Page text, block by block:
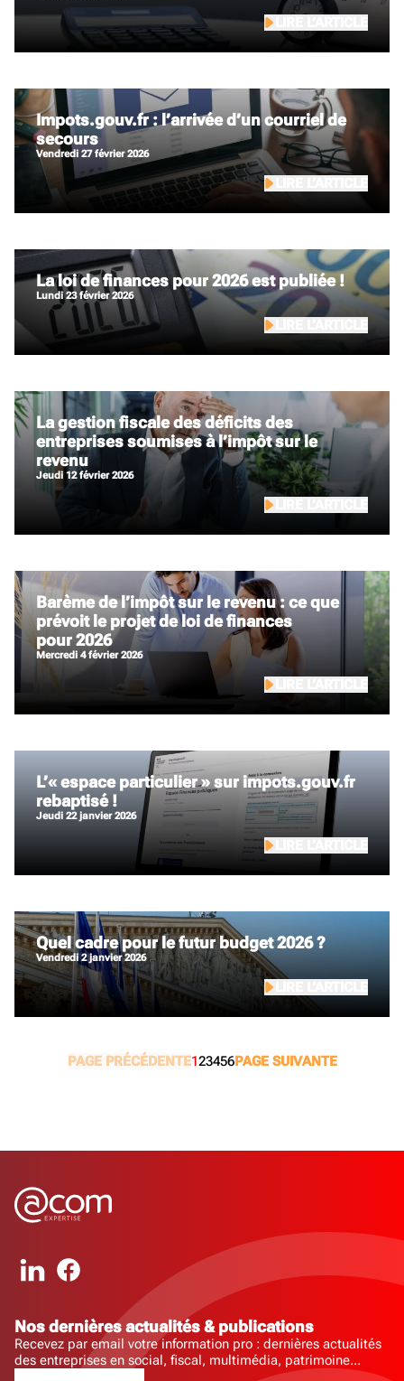
Impots.gouv.fr : l’arrivée d’un courriel de
secours
vendredi 27 février 2026
La loi de finances pour 2026 est publiée !
lundi 23 février 2026
La gestion fiscale des déficits des
entreprises soumises à l’impôt sur le
revenu
jeudi 12 février 2026
Barème de l’impôt sur le revenu : ce que
prévoit le projet de loi de finances
pour 2026
mercredi 4 février 2026
L’« espace particulier » sur impots.gouv.fr
rebaptisé !
jeudi 22 janvier 2026
Quel cadre pour le futur budget 2026 ?
vendredi 2 janvier 2026
PAGE PRÉCÉDENTE123456PAGE SUIVANTE
Nos dernières actualités & publications
Recevez par email votre information pro : dernières actualités
des entreprises en social, fiscal, multimédia, patrimoine...